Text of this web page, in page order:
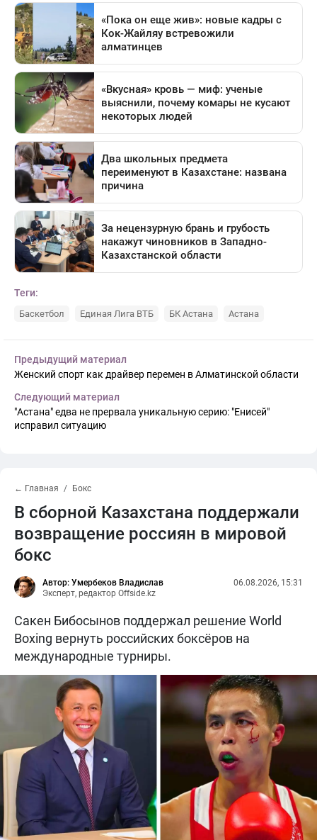
Теги:
Баскетбол Единая Лига ВТБ БК Астана Астана
Предыдущий материал
Женский спорт как драйвер перемен в Алматинской области
Следующий материал
"Астана" едва не прервала уникальную серию: "Енисей"
исправил ситуацию
← Главная Бокс
В сборной Казахстана поддержали
возвращение россиян в мировой
бокс
Автор: Умербеков Владислав
Эксперт, редактор Offside.kz
06.08.2026, 15:31
Сакен Бибосынов поддержал решение World
Boxing вернуть российских боксёров на
международные турниры.